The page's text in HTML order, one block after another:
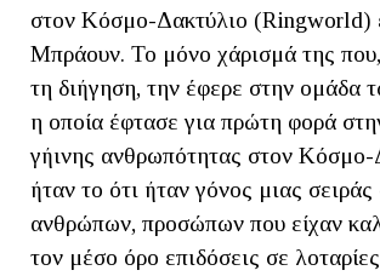
στον Κόσμο-Δακτύλιο (Ringworld)
Μπράουν. Το μόνο χάρισμά της
τη διήγηση, την έφερε στην ομάδα
η οποία έφτασε για πρώτη φορά
γήινης ανθρωπότητας στον Κόσμο-
ήταν το ότι ήταν γόνος μιας
ανθρώπων, προσώπων που είχαν
τον μέσο όρο επιδόσεις σε